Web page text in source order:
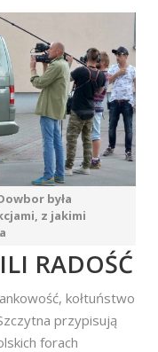
była
z jakimi
RADOŚĆ
kołtuństwo
przypisują
forach